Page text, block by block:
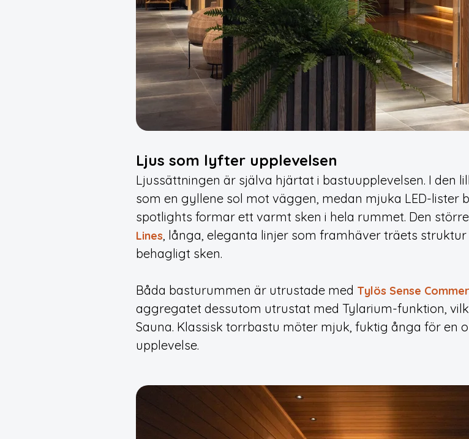
Ljus som lyfter upplevelsen
Ljussättningen är själva hjärtat i bastuupplevelsen. I den
som en gyllene sol mot väggen, medan mjuka LED-lister
spotlights formar ett varmt sken i hela rummet. Den
Lines, långa, eleganta linjer som framhäver träets
behagligt sken.
Båda basturummen är utrustade med Tylös Sense
aggregatet dessutom utrustat med Tylarium-funktion,
Sauna. Klassisk torrbastu möter mjuk, fuktig ånga för en
upplevelse.